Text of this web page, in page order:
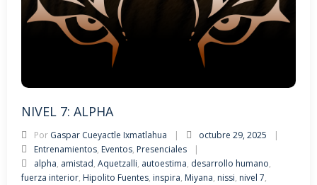
NIVEL 7: ALPHA
Por Gaspar Cueyactle Ixmatlahua
octubre 29, 2025
Entrenamientos, Eventos, Presenciales
alpha, amistad, Aquetzalli, autoestima, desarrollo humano,
fuerza interior, Hipolito Fuentes, inspira, Miyana, nissi, nivel 7,